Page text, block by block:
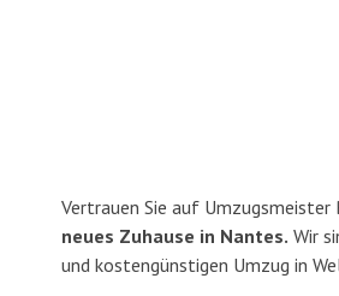
Vertrauen Sie auf
neues Zuhause in Nantes. Wir
und kostengünstigen Umzug in